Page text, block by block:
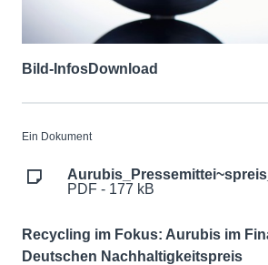
Bild-InfosDownload
Ein Dokument
PDF - 177 kB
Recycling im Fokus: Aurubis im
Deutschen Nachhaltigkeitspreis